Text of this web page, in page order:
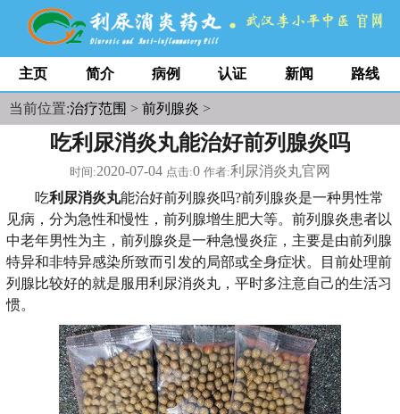
主页 简介 病例 认证 新闻 路线
当前位置:治疗范围 > 前列腺炎 >
吃利尿消炎丸能治好前列腺炎吗
时间:2020-07-04 点击:0 作者:利尿消炎丸官网
吃利尿消炎丸能治好前列腺炎吗?前列腺炎是一种男性常
见病，分为急性和慢性，前列腺增生肥大等。前列腺炎患者以
中老年男性为主，前列腺炎是一种急慢炎症，主要是由前列腺
特异和非特异感染所致而引发的局部或全身症状。目前处理前
列腺比较好的就是服用利尿消炎丸，平时多注意自己的生活习
惯。